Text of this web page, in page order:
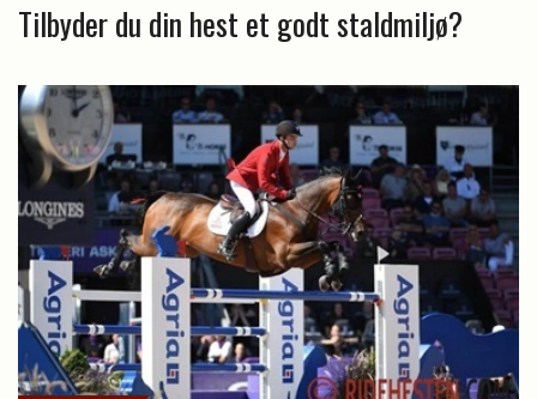
Tilbyder du din hest et godt staldmiljø?